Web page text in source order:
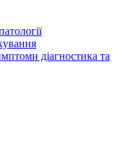
діагностика та